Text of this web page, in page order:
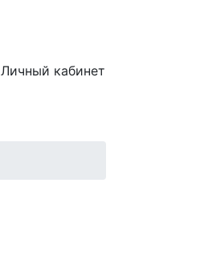
Личный кабинет